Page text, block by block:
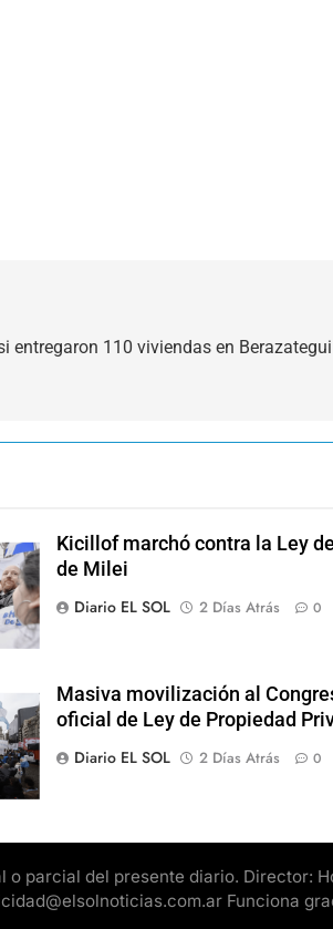
entregaron 110 viviendas en Berazategui
Kicillof marchó contra la Ley
de Milei
Diario EL SOL
2 Días Atrás 0
Masiva movilización al
oficial de Ley de Propiedad
Diario EL SOL
2 Días Atrás 0
parcial del presente diario. Director:
Funciona